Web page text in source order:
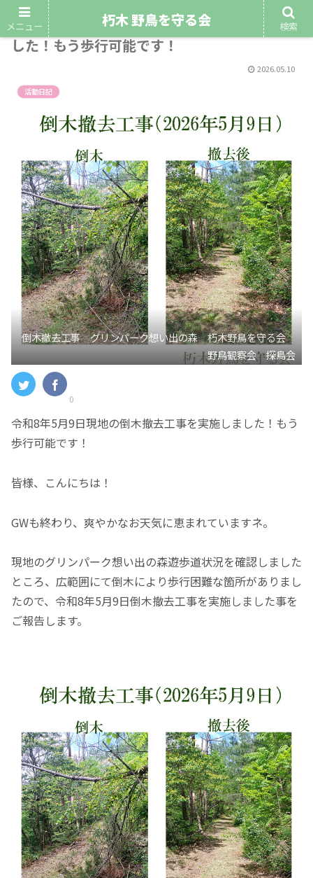
令和8年5月9日現地の倒木撤去工事を実施しま
した！もう歩行可能です！
2026.05.10
活動日記
倒木撤去工事 グリンパーク想い出の森 朽木野鳥を守る会
野鳥観察会 探鳥会
0
令和8年5月9日現地の倒木撤去工事を実施しました！もう
歩行可能です！
皆様、こんにちは！
GWも終わり、爽やかなお天気に恵まれていますネ。
現地のグリンパーク想い出の森遊歩道状況を確認しました
ところ、広範囲にて倒木により歩行困難な箇所がありまし
たので、令和8年5月9日倒木撤去工事を実施しました事を
ご報告します。
メニュー 朽木 野鳥を守る会 検索